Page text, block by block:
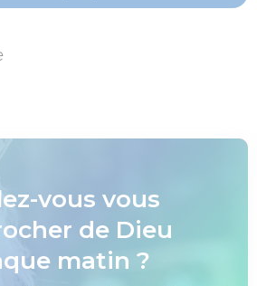
vous vous
de Dieu
matin ?